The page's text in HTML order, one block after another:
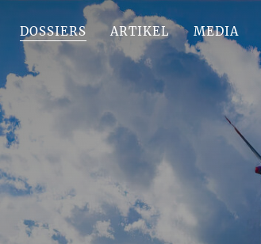
DOSSIERS ARTIKEL MEDIA